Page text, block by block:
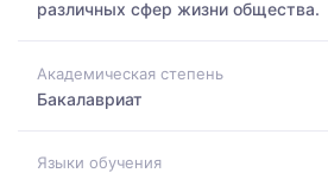
различных сфер жизни общества.
Академическая степень
Бакалавриат
Языки обучения